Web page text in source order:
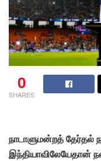
0
SHARES
நாடாளுமன்றத் தேர்தல்
இந்தியாவிலேயேதான்